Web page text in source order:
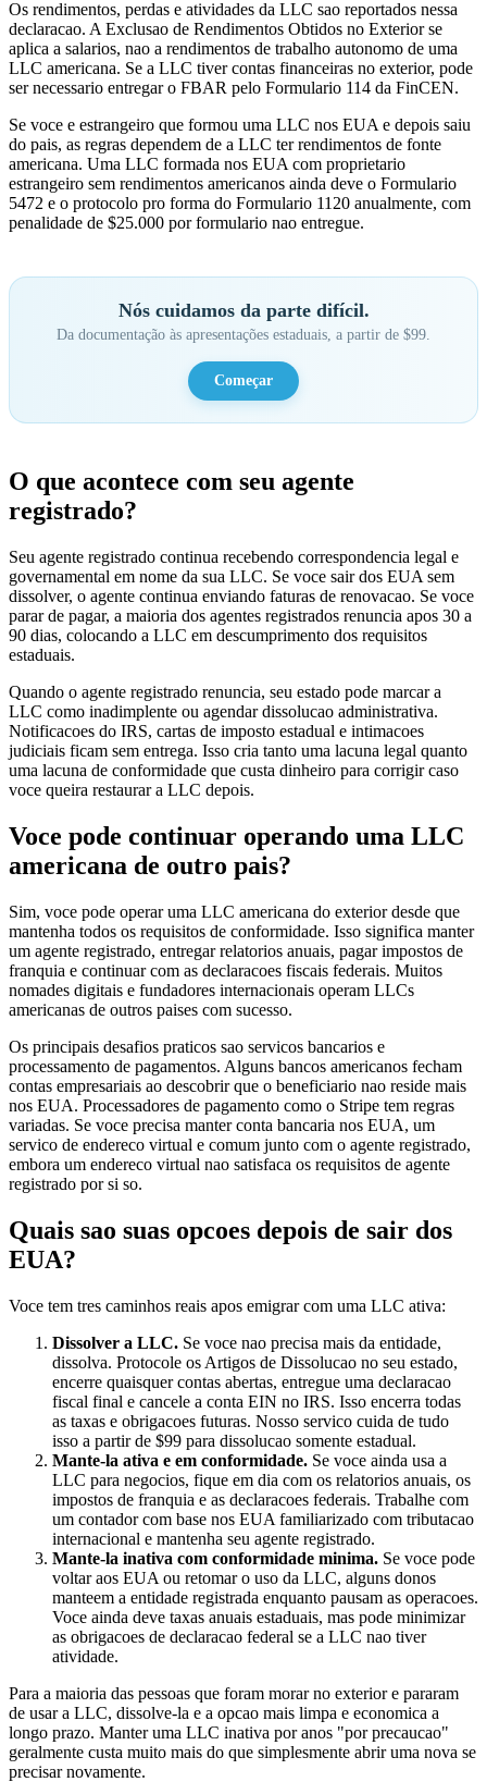
Os rendimentos, perdas e atividades da LLC sao reportados nessa
declaracao. A Exclusao de Rendimentos Obtidos no Exterior se
aplica a salarios, nao a rendimentos de trabalho autonomo de uma
LLC americana. Se a LLC tiver contas financeiras no exterior, pode
ser necessario entregar o FBAR pelo Formulario 114 da FinCEN.
Se voce e estrangeiro que formou uma LLC nos EUA e depois saiu
do pais, as regras dependem de a LLC ter rendimentos de fonte
americana. Uma LLC formada nos EUA com proprietario
estrangeiro sem rendimentos americanos ainda deve o Formulario
5472 e o protocolo pro forma do Formulario 1120 anualmente, com
penalidade de $25.000 por formulario nao entregue.
Nós cuidamos da parte difícil.
Da documentação às apresentações estaduais, a partir de $99.
Começar
O que acontece com seu agente
registrado?
Seu agente registrado continua recebendo correspondencia legal e
governamental em nome da sua LLC. Se voce sair dos EUA sem
dissolver, o agente continua enviando faturas de renovacao. Se voce
parar de pagar, a maioria dos agentes registrados renuncia apos 30 a
90 dias, colocando a LLC em descumprimento dos requisitos
estaduais.
Quando o agente registrado renuncia, seu estado pode marcar a
LLC como inadimplente ou agendar dissolucao administrativa.
Notificacoes do IRS, cartas de imposto estadual e intimacoes
judiciais ficam sem entrega. Isso cria tanto uma lacuna legal quanto
uma lacuna de conformidade que custa dinheiro para corrigir caso
voce queira restaurar a LLC depois.
Voce pode continuar operando uma LLC
americana de outro pais?
Sim, voce pode operar uma LLC americana do exterior desde que
mantenha todos os requisitos de conformidade. Isso significa manter
um agente registrado, entregar relatorios anuais, pagar impostos de
franquia e continuar com as declaracoes fiscais federais. Muitos
nomades digitais e fundadores internacionais operam LLCs
americanas de outros paises com sucesso.
Os principais desafios praticos sao servicos bancarios e
processamento de pagamentos. Alguns bancos americanos fecham
contas empresariais ao descobrir que o beneficiario nao reside mais
nos EUA. Processadores de pagamento como o Stripe tem regras
variadas. Se voce precisa manter conta bancaria nos EUA, um
servico de endereco virtual e comum junto com o agente registrado,
embora um endereco virtual nao satisfaca os requisitos de agente
registrado por si so.
Quais sao suas opcoes depois de sair dos
EUA?
Voce tem tres caminhos reais apos emigrar com uma LLC ativa:
Dissolver a LLC. Se voce nao precisa mais da entidade,
dissolva. Protocole os Artigos de Dissolucao no seu estado,
encerre quaisquer contas abertas, entregue uma declaracao
fiscal final e cancele a conta EIN no IRS. Isso encerra todas
as taxas e obrigacoes futuras. Nosso servico cuida de tudo
isso a partir de $99 para dissolucao somente estadual.
Mante-la ativa e em conformidade. Se voce ainda usa a
LLC para negocios, fique em dia com os relatorios anuais, os
impostos de franquia e as declaracoes federais. Trabalhe com
um contador com base nos EUA familiarizado com tributacao
internacional e mantenha seu agente registrado.
Mante-la inativa com conformidade minima. Se voce pode
voltar aos EUA ou retomar o uso da LLC, alguns donos
manteem a entidade registrada enquanto pausam as operacoes.
Voce ainda deve taxas anuais estaduais, mas pode minimizar
as obrigacoes de declaracao federal se a LLC nao tiver
atividade.
Para a maioria das pessoas que foram morar no exterior e pararam
de usar a LLC, dissolve-la e a opcao mais limpa e economica a
longo prazo. Manter uma LLC inativa por anos "por precaucao"
geralmente custa muito mais do que simplesmente abrir uma nova se
precisar novamente.